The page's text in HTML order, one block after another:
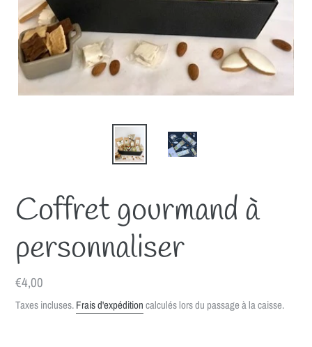
Coffret gourmand à
personnaliser
Prix
normal
€4,00
Taxes incluses.Frais d'expéditioncalculés lors du passage à la caisse.